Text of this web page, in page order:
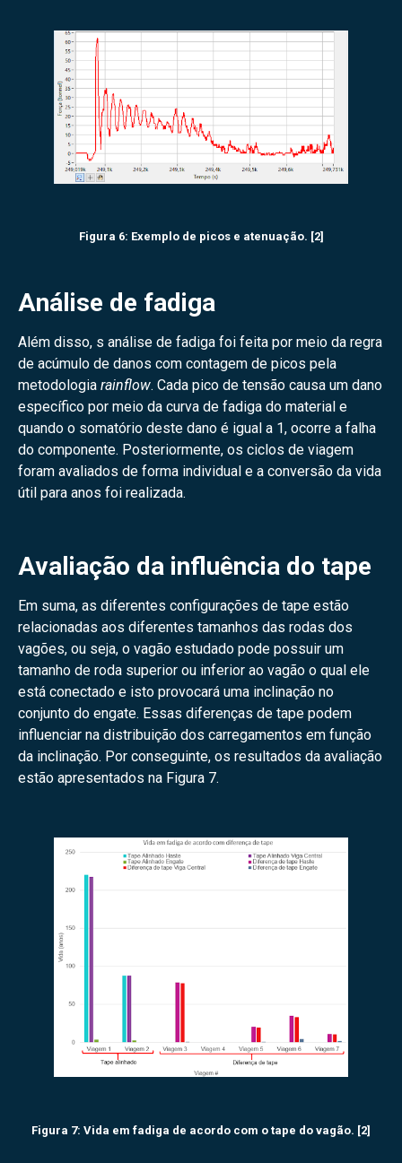
Figura 6: Exemplo de picos e atenuação. [2]
Análise de fadiga
Além disso, s análise de fadiga foi feita por meio da regra
de acúmulo de danos com contagem de picos pela
metodologia rainflow. Cada pico de tensão causa um dano
específico por meio da curva de fadiga do material e
quando o somatório deste dano é igual a 1, ocorre a falha
do componente. Posteriormente, os ciclos de viagem
foram avaliados de forma individual e a conversão da vida
útil para anos foi realizada.
Avaliação da influência do tape
Em suma, as diferentes configurações de tape estão
relacionadas aos diferentes tamanhos das rodas dos
vagões, ou seja, o vagão estudado pode possuir um
tamanho de roda superior ou inferior ao vagão o qual ele
está conectado e isto provocará uma inclinação no
conjunto do engate. Essas diferenças de tape podem
influenciar na distribuição dos carregamentos em função
da inclinação. Por conseguinte, os resultados da avaliação
estão apresentados na Figura 7.
Figura 7: Vida em fadiga de acordo com o tape do vagão. [2]